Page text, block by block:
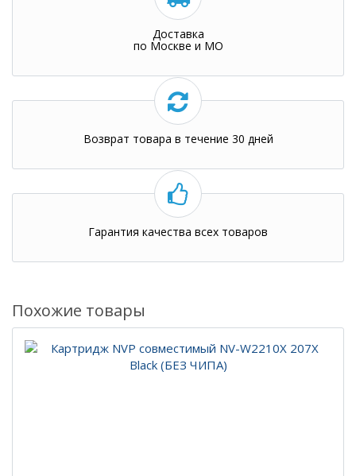
Доставка
по Москве и МО
Возврат товара в течение 30 дней
Гарантия качества всех товаров
Похожие товары